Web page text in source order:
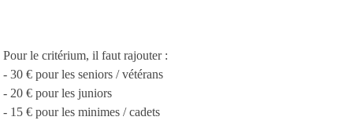
Pour le critérium, il faut rajouter :
- 30 € pour les seniors / vétérans
- 20 € pour les juniors
- 15 € pour les minimes / cadets